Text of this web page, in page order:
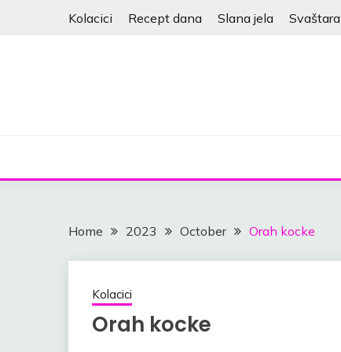
Kolacici Recept dana Slana jela Svaštara
Home 2023 October Orah kocke
Kolacici
Orah kocke